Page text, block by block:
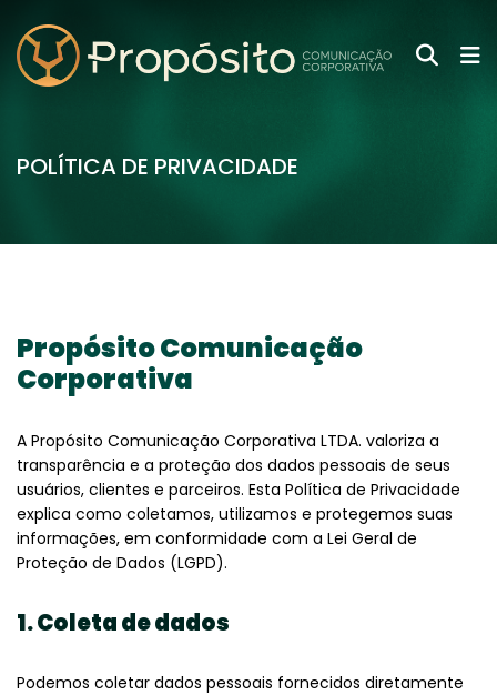
POLÍTICA DE PRIVACIDADE
Propósito Comunicação
Corporativa
A Propósito Comunicação Corporativa LTDA. valoriza a
transparência e a proteção dos dados pessoais de seus
usuários, clientes e parceiros. Esta Política de Privacidade
explica como coletamos, utilizamos e protegemos suas
informações, em conformidade com a Lei Geral de
Proteção de Dados (LGPD).
1. Coleta de dados
Podemos coletar dados pessoais fornecidos diretamente